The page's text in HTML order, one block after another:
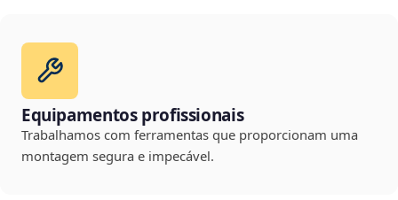
Equipamentos profissionais
Trabalhamos com ferramentas que proporcionam uma
montagem segura e impecável.